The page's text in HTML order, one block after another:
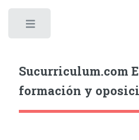
Sucurriculum.com
formación y